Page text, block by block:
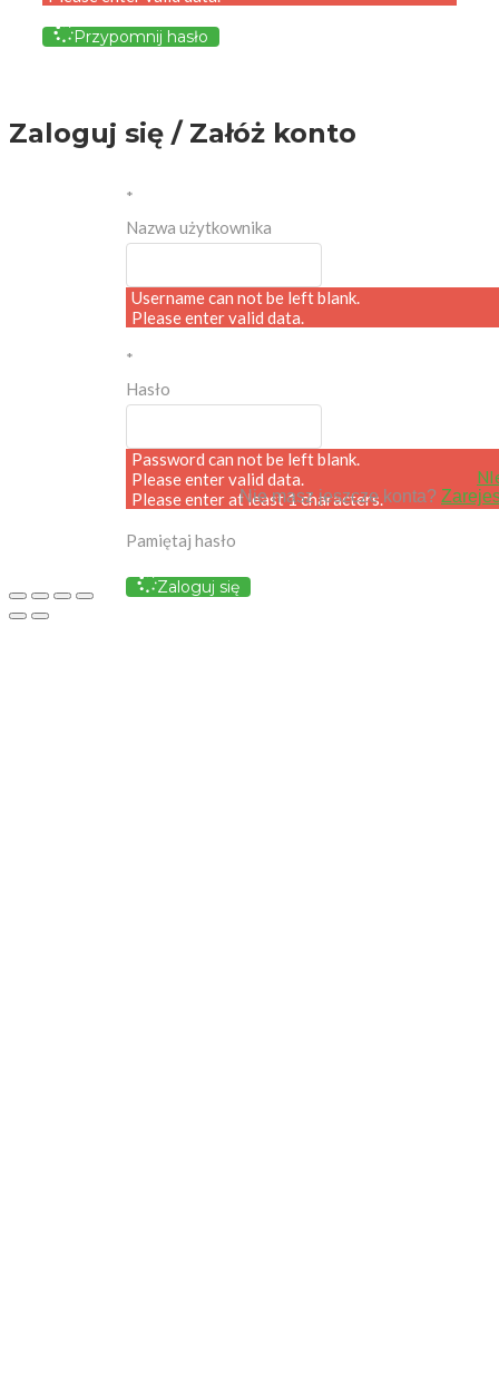
Przypomnij hasło
Zaloguj się / Załóż konto
*
Nazwa użytkownika
Username can not be left blank.
Please enter valid data.
*
Hasło
Password can not be left blank.
Please enter valid data.
Please enter at least 1 characters.
Pamiętaj hasło
Zaloguj się
Nie masz jeszcze konta?